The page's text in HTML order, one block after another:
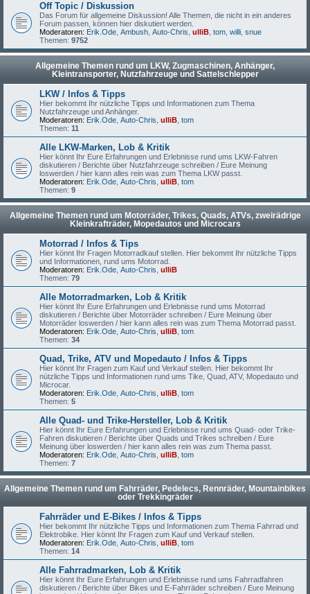
Off Topic / Diskussion
Das Forum für allgemeine Diskussion! Alle Themen, die nicht in ein anderes
Forum passen, können hier diskutiert werden.
Moderatoren: Erik.Ode Ambush Auto-Chris ulliB tom willi snue
Themen: 9752
Allgemeine Themen rund um LKW, Zugmaschinen, Anhänger,
Kleintransporter, Nutzfahrzeuge und Sattelschlepper
LKW / Infos & Tipps
Hier bekommt Ihr nützliche Tipps und Informationen zum Thema
Nutzfahrzeuge und Anhänger.
Moderatoren: Erik.Ode Auto-Chris ulliB tom
Themen: 11
Alle LKW-Marken, Lob & Kritik
Hier könnt Ihr Eure Erfahrungen und Erlebnisse rund ums LKW-Fahren
diskutieren / Berichte über Nutzfahrzeuge schreiben / Eure Meinung
loswerden / hier kann alles rein was zum Thema LKW passt.
Moderatoren: Erik.Ode Auto-Chris ulliB tom
Themen: 9
Allgemeine Themen rund um Motorräder, Trikes, Quads, ATVs, zweirädrige
Kleinkrafträder, Mopedautos und Microcars
Motorrad / Infos & Tips
Hier könnt Ihr Fragen Motorradkauf stellen. Hier bekommt Ihr nützliche Tipps
und Informationen, rund ums Motorrad.
Moderatoren: Erik.Ode Auto-Chris ulliB
Themen: 79
Alle Motorradmarken, Lob & Kritik
Hier könnt Ihr Eure Erfahrungen und Erlebnisse rund ums Motorrad
diskutieren / Berichte über Motorräder schreiben / Eure Meinung über
Motorräder loswerden / hier kann alles rein was zum Thema Motorrad passt.
Moderatoren: Erik.Ode Auto-Chris ulliB tom
Themen: 34
Quad, Trike, ATV und Mopedauto / Infos & Tipps
Hier könnt Ihr Fragen zum Kauf und Verkauf stellen. Hier bekommt Ihr
nützliche Tipps und Informationen rund ums Tike, Quad, ATV, Mopedauto und
Microcar.
Moderatoren: Erik.Ode Auto-Chris ulliB tom
Themen: 5
Alle Quad- und Trike-Hersteller, Lob & Kritik
Hier könnt Ihr Eure Erfahrungen und Erlebnisse rund ums Quad- oder Trike-
Fahren diskutieren / Berichte über Quads und Trikes schreiben / Eure
Meinung über loswerden / hier kann alles rein was zum Thema passt.
Moderatoren: Erik.Ode Auto-Chris ulliB tom
Themen: 7
Allgemeine Themen rund um Fahrräder, Pedelecs, Rennräder, Mountainbikes
oder Trekkingräder
Fahrräder und E-Bikes / Infos & Tipps
Hier bekommt Ihr nützliche Tipps und Informationen zum Thema Fahrrad und
Elektrobike. Hier könnt Ihr Fragen zum Kauf und Verkauf stellen.
Moderatoren: Erik.Ode Auto-Chris ulliB tom
Themen: 14
Alle Fahrradmarken, Lob & Kritik
Hier könnt Ihr Eure Erfahrungen und Erlebnisse rund ums Fahrradfahren
diskutieren / Berichte über Bikes und E-Fahrräder schreiben / Eure Meinung